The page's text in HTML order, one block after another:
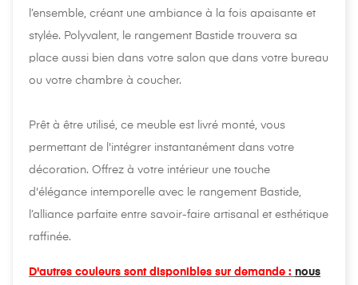
l’ensemble, créant une ambiance à la fois apaisante et
stylée. Polyvalent, le rangement Bastide trouvera sa
place aussi bien dans votre salon que dans votre bureau
ou votre chambre à coucher.
Prêt à être utilisé, ce meuble est livré monté, vous
permettant de l'intégrer instantanément dans votre
décoration. Offrez à votre intérieur une touche
d'élégance intemporelle avec le rangement Bastide,
l’alliance parfaite entre savoir-faire artisanal et esthétique
raffinée.
D'autres couleurs sont disponibles sur demande : nous